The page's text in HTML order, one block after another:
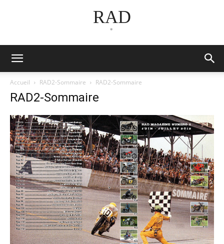
RAD
*
Accueil RAD2-Sommaire RAD2-Sommaire
RAD2-Sommaire